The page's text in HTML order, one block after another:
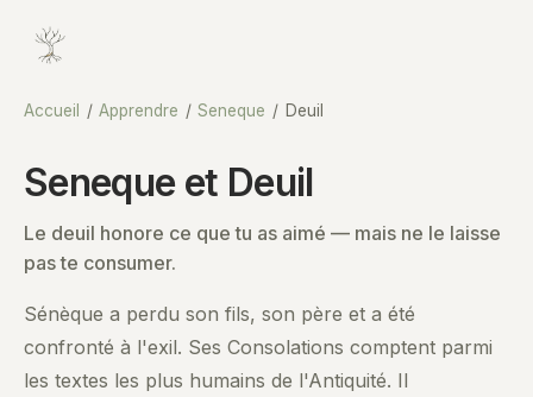
Accueil / Apprendre / Seneque / Deuil
Seneque et Deuil
Le deuil honore ce que tu as aimé — mais ne le laisse
pas te consumer.
Sénèque a perdu son fils, son père et a été
confronté à l'exil. Ses Consolations comptent parmi
les textes les plus humains de l'Antiquité. Il